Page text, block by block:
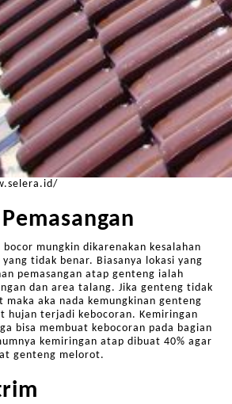
mungkin dikarenakan kesalahan
tidak benar. Biasanya lokasi yang
pemasangan atap genteng ialah
dan area talang. Jika genteng tidak
maka aka nada kemungkinan genteng
hujan terjadi kebocoran. Kemiringan
bisa membuat kebocoran pada bagian
kemiringan atap dibuat 40% agar
genteng melorot.